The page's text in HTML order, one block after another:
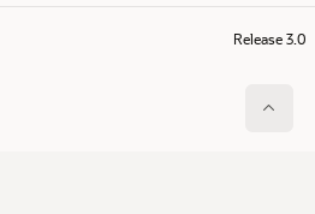
Release 3.0